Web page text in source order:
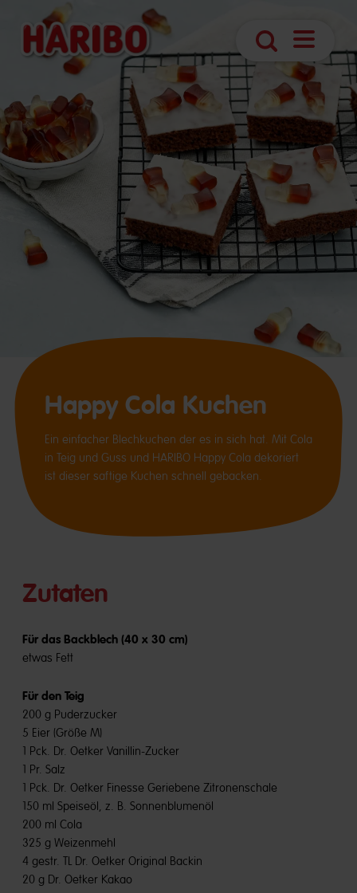
Suche
öffnen
Happy Cola Kuchen
Ein einfacher Blechkuchen der es in sich hat. Mit Cola
in Teig und Guss und HARIBO Happy Cola dekoriert
ist dieser saftige Kuchen schnell gebacken.
Zutaten
Für das Backblech (40 x 30 cm)
etwas Fett
Für den Teig
200 g Puderzucker
5 Eier (Größe M)
1 Pck. Dr. Oetker Vanillin-Zucker
1 Pr. Salz
1 Pck. Dr. Oetker Finesse Geriebene Zitronenschale
150 ml Speiseöl, z. B. Sonnenblumenöl
200 ml Cola
325 g Weizenmehl
4 gestr. TL Dr. Oetker Original Backin
20 g Dr. Oetker Kakao